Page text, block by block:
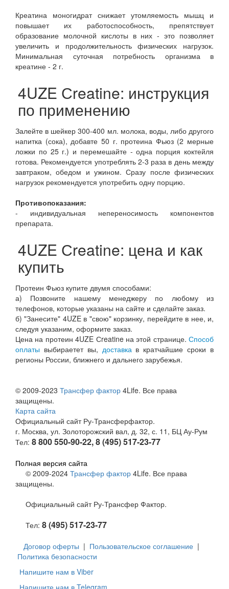
Креатина моногидрат снижает утомляемость мышц и
повышает их работоспособность, препятствует
образование молочной кислоты в них - это позволяет
увеличить и продолжительность физических нагрузок.
Минимальная суточная потребность организма в
креатине - 2 г.
4UZE Сreatine: инструкция
по применению
Залейте в шейкер 300-400 мл. молока, воды, либо другого
напитка (сока), добавте 50 г. протеина Фьюз (2 мерные
ложки по 25 г.) и перемешайте - одна порция коктейля
готова. Рекомендуется употреблять 2-3 раза в день между
завтраком, обедом и ужином. Сразу после физических
нагрузок рекомендуется употребить одну порцию.
Противопоказания:
- индивидуальная непереносимость компонентов
препарата.
4UZE Сreatine: цена и как
купить
Протеин Фьюз купите двумя способами:
а) Позвоните нашему менеджеру по любому из
телефонов, которые указаны на сайте и сделайте заказ.
б) "Занесите" 4UZE в "свою" корзинку, перейдите в нее, и,
следуя указаним, оформите заказ.
Цена на протеин 4UZE Сreatine на этой странице. Способ
оплаты выбираетет вы, доставка в кратчайшие сроки в
регионы России, ближнего и дальнего зарубежья.
© 2009-2023 Трансфер фактор 4Life. Все права
защищены.
Карта сайта
Официальный сайт Ру-Трансферфактор.
г. Москва, ул. Золоторожский вал, д. 32, с. 11, БЦ Ау-Рум
Тел: 8 800 550-90-22, 8 (495) 517-23-77
Полная версия сайта
© 2009-2024 Трансфер фактор 4Life. Все права
защищены.
Официальный сайт Ру-Трансфер Фактор.
Тел: 8 (495) 517-23-77
Договор оферты | Пользовательское соглашение |
Политика безопасности
Напишите нам в Viber
Напишите нам в Telegram